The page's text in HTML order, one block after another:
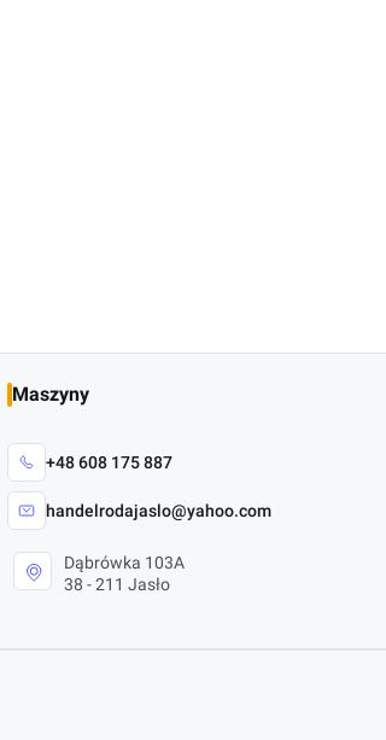
Maszyny
+48 608 175 887
handelrodajaslo@yahoo.com
Dąbrówka 103A
38 - 211 Jasło